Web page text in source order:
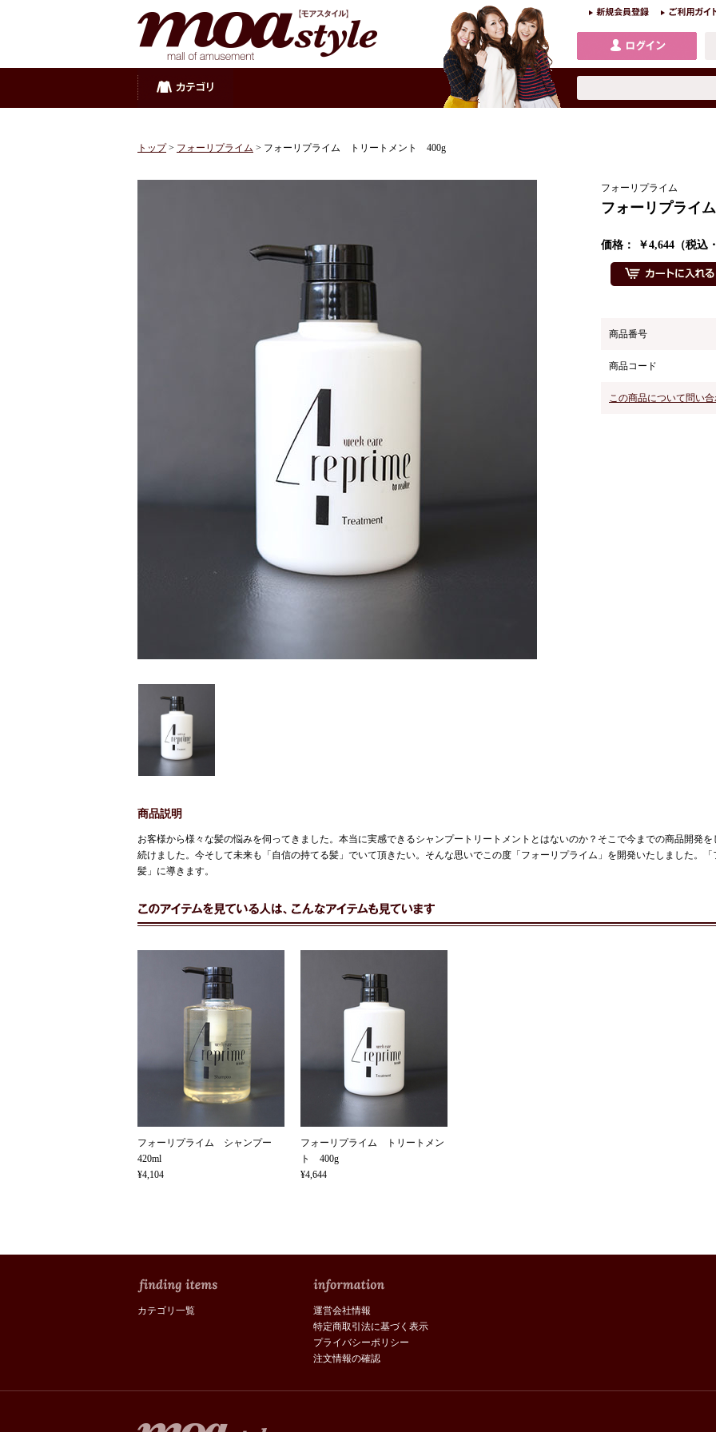
トップ> フォーリプライム > フォーリプライム トリートメント 400g
フォーリプライム
フォーリプライ
価格： ￥4,644（税込
商品番号
商品コード
この商品について問い
商品説明
お客様から様々な髪の悩みを伺ってきました。本当に実感できるシャンプートリートメントとはないのか？そこで今までの商品開発
続けました。今そして未来も「自信の持てる髪」でいて頂きたい。そんな思いでこの度「フォーリプライム」を開発いたしました。
髪」に導きます。
フォーリプライム シャンプー
420ml
¥4,104
フォーリプライム トリートメン
ト 400g
¥4,644
カテゴリ一覧
運営会社情報
特定商取引法に基づく表示
プライバシーポリシー
注文情報の確認